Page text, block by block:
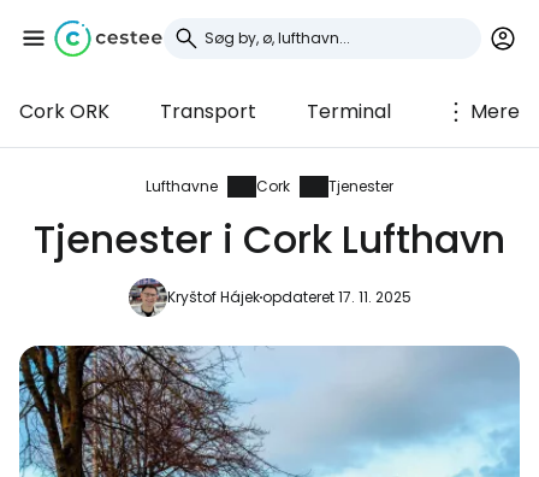
Cork ORK Transport Terminal Mere
Lufthavne Cork Tjenester
Tjenester i Cork Lufthavn
Kryštof Hájekopdateret 17. 11. 2025
Log ind på Cestee
... det verdensomspændende
Fortsæt med Google
Fortsæt med Facebook